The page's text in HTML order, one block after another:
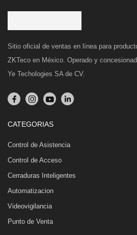
Sitio oficial de ventas en línea para
ZKTeco en México. Operado y
Ye Techologies SA de CV.
CATEGORIAS
Control de Asistencia
Control de Acceso
Cerraduras Inteligentes
Automatizacion
Videovigilancia
Punto de Venta